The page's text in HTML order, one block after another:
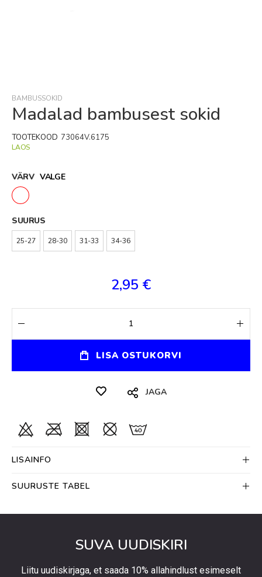
of
the
gallery
BAMBUSSOKID
Madalad bambusest sokid
LAOS
TOOTEKOOD 73064V.6175
VÄRV VALGE
SUURUS
25-27 28-30 31-33 34-36
2,95 €
LISA OSTUKORVI
JAGA
LISAINFO
SUURUSTE TABEL
SUVA UUDISKIRI
Liitu uudiskirjaga, et saada 10% allahindlust esimeselt